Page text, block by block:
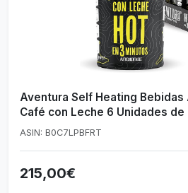
Aventura Self Heating
Café con Leche 6 Unidades de
ASIN: B0C7LPBFRT
215,00€